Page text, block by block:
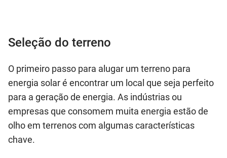
Seleção do terreno
O primeiro passo para alugar um terreno para
energia solar é encontrar um local que seja perfeito
para a geração de energia. As indústrias ou
empresas que consomem muita energia estão de
olho em terrenos com algumas características
chave.